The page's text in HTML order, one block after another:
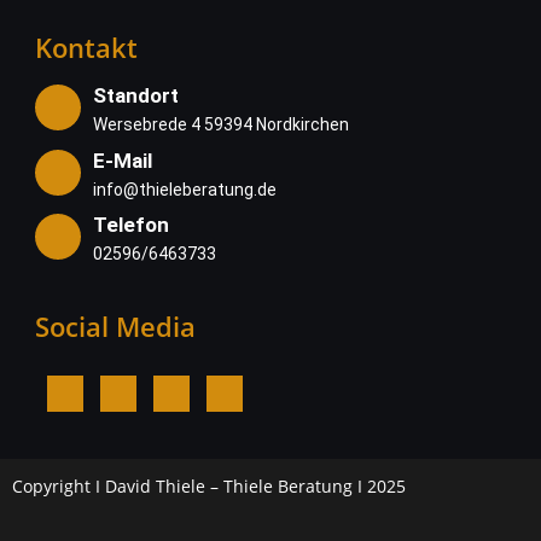
Kontakt
Standort
Wersebrede 4 59394 Nordkirchen
E-Mail
info@thieleberatung.de
Telefon
02596/6463733
Social Media
Copyright I David Thiele – Thiele Beratung I 2025